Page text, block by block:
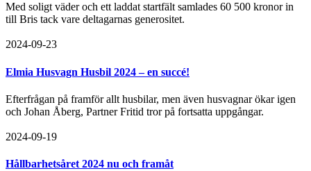
Med soligt väder och ett laddat startfält samlades 60 500 kronor in
till Bris tack vare deltagarnas generositet.
2024-09-23
Elmia Husvagn Husbil 2024 – en succé!
Efterfrågan på framför allt husbilar, men även husvagnar ökar igen
och Johan Åberg, Partner Fritid tror på fortsatta uppgångar.
2024-09-19
Hållbarhetsåret 2024 nu och framåt